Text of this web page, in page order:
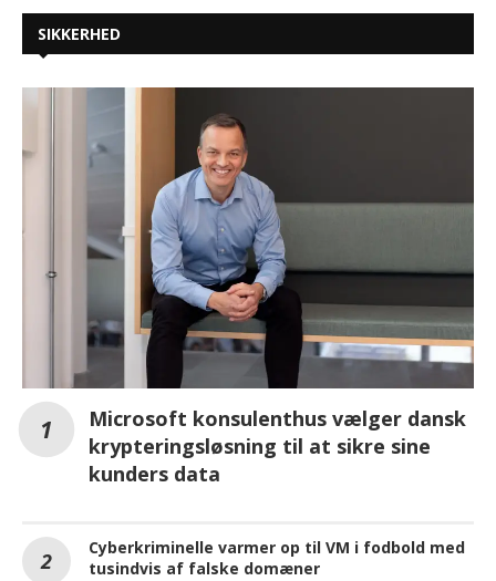
SIKKERHED
Microsoft konsulenthus vælger dansk
krypteringsløsning til at sikre sine
kunders data
Cyberkriminelle varmer op til VM i fodbold med
tusindvis af falske domæner